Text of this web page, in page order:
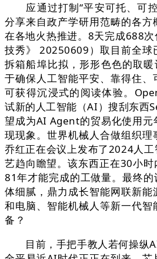
应通过打制“平安可托、可控
分享来自政产学研用范畴的各方
在各地火热推进。8天完成688
技秀》 20250609）取目前全球
拆箱船埠比拟，形形色色的取暖
于确保人工智能平安、靠得住、
可获得沉浸式的阅读体验。
试新的人工智能（AI）搜刮东西
望成为AI Agent的贸易化使用元
现现象。世界机械人合做组织
乔红正在会议上发布了2024人
艺趋向瞻望。该东西正在30小
81年才能完成的工做量。最终
体细腻，鼎力成长智能网联新
和电脑、智能机械人等新一代
备？
目前，手把手教人若何操纵